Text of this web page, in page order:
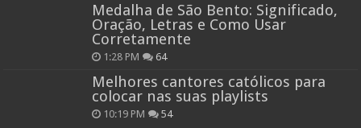
Medalha de São Bento: Significado,
Oração, Letras e Como Usar
Corretamente
1:28 PM 64
Melhores cantores católicos para
colocar nas suas playlists
10:19 PM 54